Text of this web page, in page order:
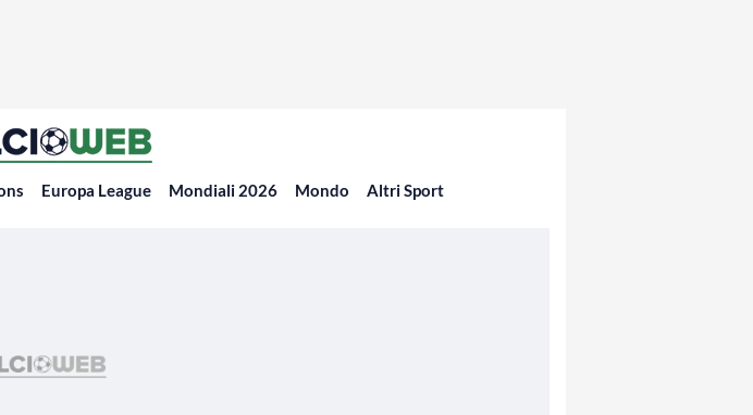
Europa League Mondiali 2026 Mondo Altri Sport